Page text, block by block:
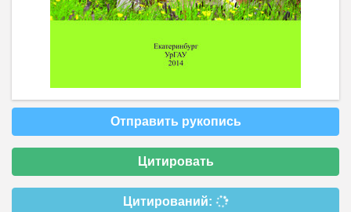
Отправить рукопись
Цитировать
Цитирований: